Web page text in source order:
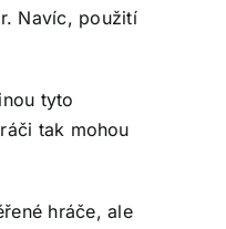
Navíc, použití
tyto
tak mohou
hráče, ale